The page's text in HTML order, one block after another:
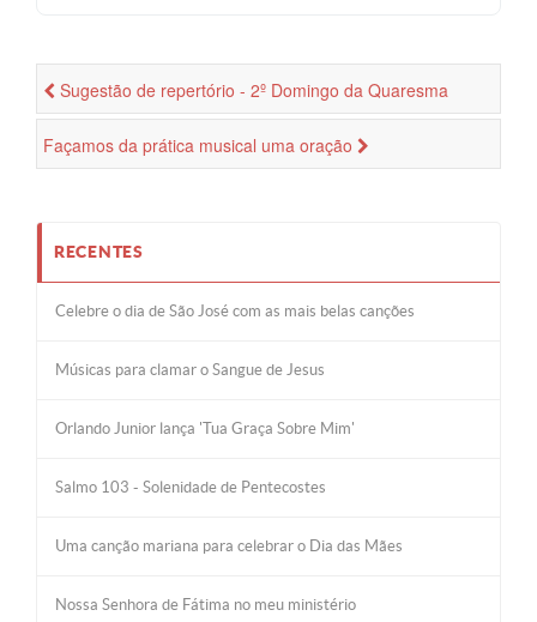
Sugestão de repertório - 2º Domingo da Quaresma
Façamos da prática musical uma oração
RECENTES
Celebre o dia de São José com as mais belas canções
Músicas para clamar o Sangue de Jesus
Orlando Junior lança 'Tua Graça Sobre Mim'
Salmo 103 - Solenidade de Pentecostes
Uma canção mariana para celebrar o Dia das Mães
Nossa Senhora de Fátima no meu ministério